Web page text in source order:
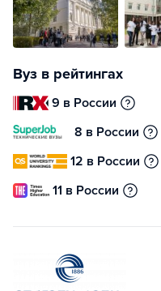
Вуз в рейтингах
9 в России
8 в России
12 в России
11 в России